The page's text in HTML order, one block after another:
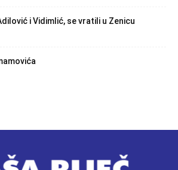
i Vidimlić, se vratili u Zenicu